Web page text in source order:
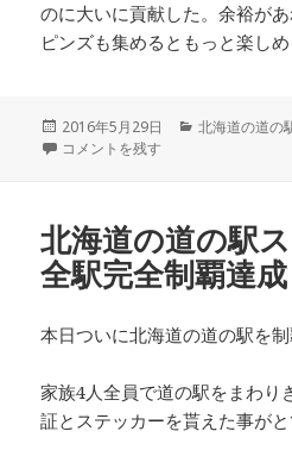
のに大いに貢献した。余裕が
ピンズも集めるともっと楽しめ
投
稿
2016年5月29日
カ
北海道の道の
北海道道の駅ガチャピンズラリー 達
コメントを残す
北海道の道の駅
全駅完全制覇達成
本日ついに北海道の道の駅を制
家族4人全員で道の駅をまわり
証とステッカーを貰えた事がと